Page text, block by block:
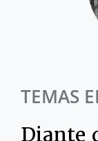
TEMAS
Diante